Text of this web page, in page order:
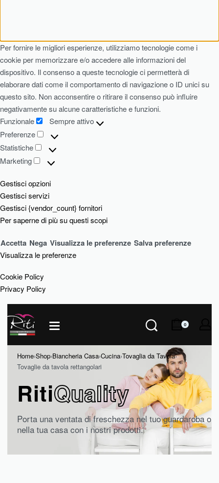
Per fornire le migliori esperienze, utilizziamo tecnologie come i
cookie per memorizzare e/o accedere alle informazioni del
dispositivo. Il consenso a queste tecnologie ci permetterà di
elaborare dati come il comportamento di navigazione o ID unici su
questo sito. Non acconsentire o ritirare il consenso può influire
negativamente su alcune caratteristiche e funzioni.
Funzionale
Sempre attivo
Preferenze
Statistiche
Marketing
Gestisci opzioni
Gestisci servizi
Gestisci {vendor_count} fornitori
Per saperne di più su questi scopi
Accetta Nega Visualizza le preferenze Salva preferenze
Visualizza le preferenze
Cookie Policy
Privacy Policy
0
Home›Shop›Biancheria Casa›Cucina›Tovaglia da Tavola›
Tovaglie da tavola rettangolari
RitiQuality
Porta una ventata di freschezza nel tuo guardaroba o
nella tua casa con i nostri prodotti.